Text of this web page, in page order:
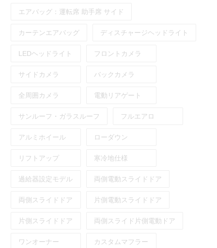
エアバッグ： 運転席 助手席 サイド
カーテンエアバッグ ディスチャージヘッドライト
LEDヘッドライト フロントカメラ
サイドカメラ バックカメラ
全周囲カメラ 電動リアゲート
サンルーフ・ガラスルーフ フルエアロ
アルミホイール ローダウン
リフトアップ 寒冷地仕様
過給器設定モデル 両側電動スライドドア
両側スライドドア 片側電動スライドドア
片側スライドドア 両側スライド片側電動ドア
ワンオーナー カスタムマフラー